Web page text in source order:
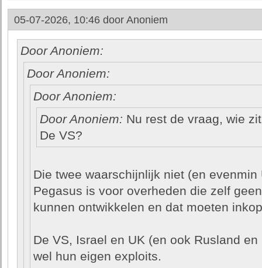
05-07-2026, 10:46 door Anoniem
Door Anoniem:
Door Anoniem:
Door Anoniem:
Door Anoniem: Nu rest de vraag, wie
De VS?
Die twee waarschijnlijk niet (en evenmin
Pegasus is voor overheden die zelf
kunnen ontwikkelen en dat moeten
De VS, Israel en UK (en ook Rusland
wel hun eigen exploits.